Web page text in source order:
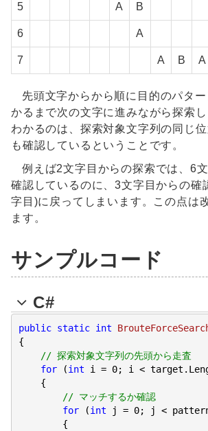
5 A B
6 A
7 A B A
先頭文字からから順に目的のパタ
かるまで次の文字に進みながら探索
わかるのは、探索対象文字列の同じ
も確認しているということです。
例えば2文字目からの探索では、6
確認しているのに、3文字目からの確
字目)に戻ってしまいます。この点は
ます。
サンプルコード
C#
public static int
{
// 探索対象文字列の先頭から走査
for (int i = 0; i <
    {
// マッチするか確認
for (int j = 0; j <
        {